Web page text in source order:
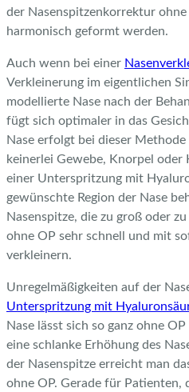
der Nasenspitzenkorrektur ohne
harmonisch geformt werden.
Auch wenn bei einer
Verkleinerung im eigentlichen
modellierte Nase nach der
fügt sich optimaler in das
Nase erfolgt bei dieser
keinerlei Gewebe, Knorpel
einer Unterspritzung mit
gewünschte Region der Nase
Nasenspitze, die zu groß oder
ohne OP sehr schnell und mit
verkleinern.
Unregelmäßigkeiten auf der
Unterspritzung mit
Nase lässt sich so ganz ohne
eine schlanke Erhöhung des
der Nasenspitze erreicht man
ohne OP. Gerade für Patienten,